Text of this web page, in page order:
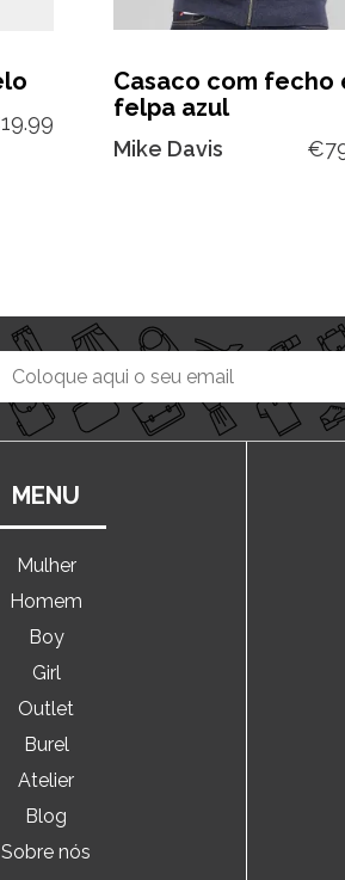
19.99
Casaco com fecho
felpa azul
Mike Davis €
MENU
Mulher
Homem
Boy
Girl
Outlet
Burel
Atelier
Blog
Sobre nós